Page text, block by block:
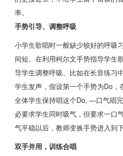
率。
手势引导、调整呼吸
小学生歌唱时一般缺少较好的呼吸
间短。在利用柯尔文手势指导学生
导学生调整呼吸。比如在长音练习
学生发声，假设第一个手势为Do，
全体学生保持唱这个Do, —口气唱
必要求学生同时吸气，但要求一口
气平稳以后，教师变换手势进入到
双手并用，训练合唱